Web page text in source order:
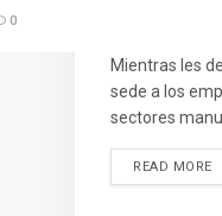
0
Mientras les
sede a los
sectores
READ MORE